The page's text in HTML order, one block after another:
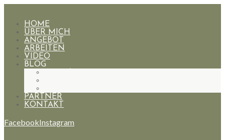
HOME
ÜBER MICH
ANGEBOT
ARBEITEN
VIDEO
BLOG
PARTNER
KONTAKT
FacebookInstagram